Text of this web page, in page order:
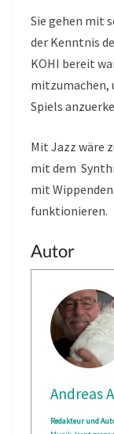
Sie gehen mit
der Kenntnis
KOHI bereit
mitzumachen,
Spiels
Mit Jazz wäre
mit dem
mit
funktionieren.
Autor
Andreas
Redakteur und